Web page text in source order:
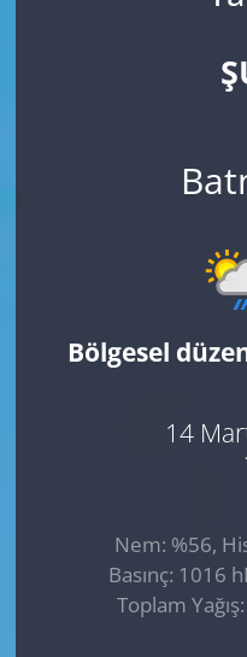
Bölgesel
14
Nem: %56,
Basınç: 1016
Toplam